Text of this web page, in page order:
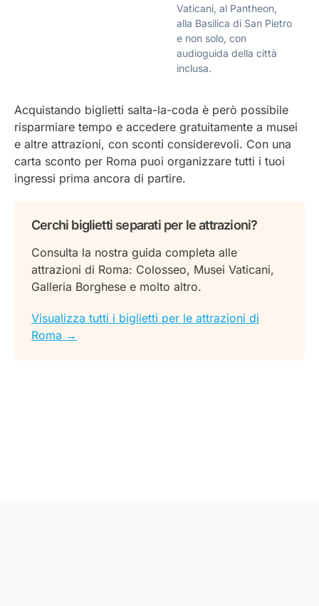
Vaticani, al Pantheon,
alla Basilica di San Pietro
e non solo, con
audioguida della città
inclusa.
Acquistando biglietti salta-la-coda è però possibile
risparmiare tempo e accedere gratuitamente a musei
e altre attrazioni, con sconti considerevoli. Con una
carta sconto per Roma puoi organizzare tutti i tuoi
ingressi prima ancora di partire.
Cerchi biglietti separati per le attrazioni?
Consulta la nostra guida completa alle
attrazioni di Roma: Colosseo, Musei Vaticani,
Galleria Borghese e molto altro.
Visualizza tutti i biglietti per le attrazioni di
Roma →